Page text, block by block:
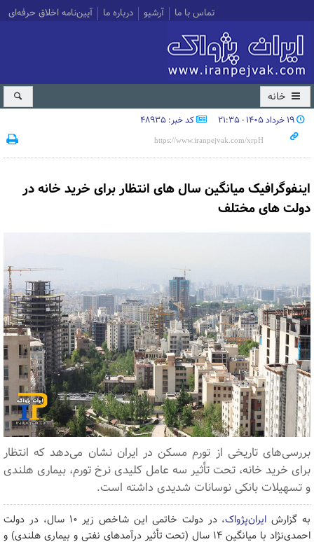
تماس با ما آرشیو درباره ما آیین‌نامه اخلاق حرفه‌ای
خانه
۱۹ خرداد ۱۴۰۵ - ۲۱:۳۵ کد خبر: 48935
اینفوگرافیک میانگین سال های انتظار برای خرید خانه در
دولت های مختلف
بررسی‌های تاریخی از تورم مسکن در ایران نشان می‌دهد که انتظار
برای خرید خانه، تحت تأثیر سه عامل کلیدی نرخ تورم، بیماری هلندی
و تسهیلات بانکی نوسانات شدیدی داشته است.
به گزارش ایران‌پژواک
، در دولت خاتمی این شاخص زیر ۱۰ سال، در دولت
احمدی‌نژاد با میانگین ۱۴ سال (تحت تأثیر درآمدهای نفتی و بیماری هلندی) و